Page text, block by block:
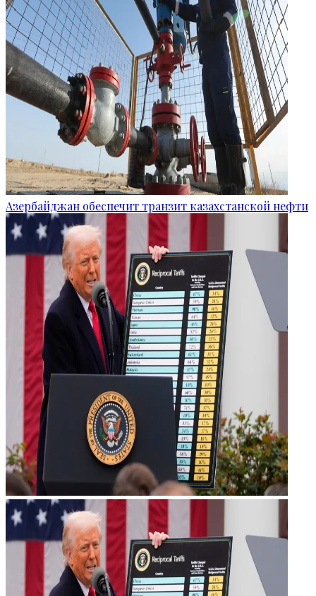
Азербайджан обеспечит транзит казахстанской нефти